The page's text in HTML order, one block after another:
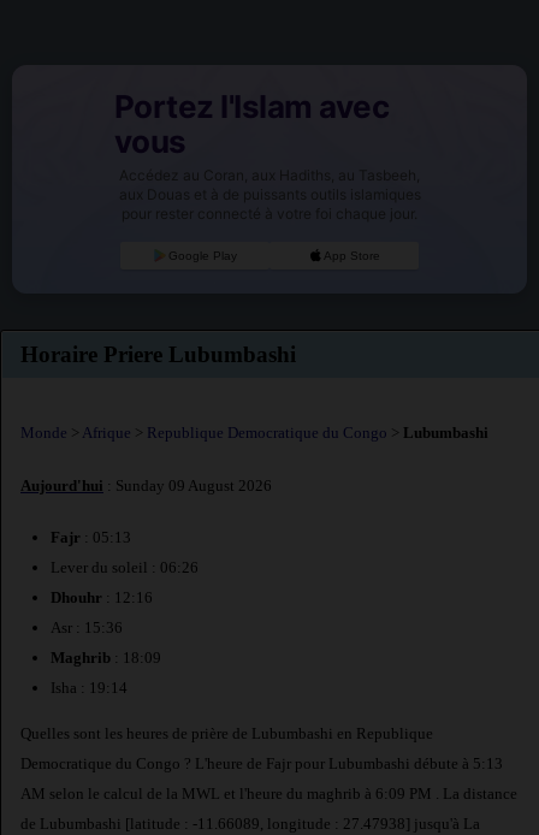
Portez l'Islam avec
vous
Accédez au Coran, aux Hadiths, au Tasbeeh,
aux Douas et à de puissants outils islamiques
pour rester connecté à votre foi chaque jour.
Google Play App Store
Horaire Priere Lubumbashi
Monde > Afrique > Republique Democratique du Congo > Lubumbashi
Aujourd'hui : Sunday 09 August 2026
Fajr : 05:13
Lever du soleil : 06:26
Dhouhr : 12:16
Asr : 15:36
Maghrib : 18:09
Isha : 19:14
Quelles sont les heures de prière de Lubumbashi en Republique
Democratique du Congo ? L'heure de Fajr pour Lubumbashi débute à 5:13
AM selon le calcul de la MWL et l'heure du maghrib à 6:09 PM . La distance
de Lubumbashi [latitude : -11.66089, longitude : 27.47938] jusqu'à La